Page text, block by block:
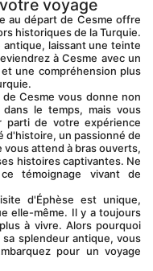
voyage
historiques de la Turquie.
laissant une teinte
à Cesme avec un
une compréhension plus
le temps, mais vous
parti de votre expérience
d'histoire, un passionné de
attend à bras ouverts,
histoires captivantes. Ne
témoignage vivant de
elle-même. Il y a toujours
à vivre. Alors pourquoi
splendeur antique, vous
pour un voyage